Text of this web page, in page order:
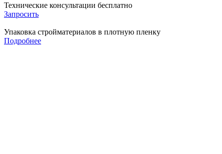
Технические консультации бесплатно
Запросить
Упаковка стройматериалов в плотную пленку
Подробнее